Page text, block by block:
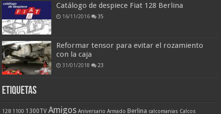
Catálogo de despiece Fiat 128 Berlina
16/11/2016 35
Reformar tensor para evitar el rozamiento
con la caja
31/01/2018 23
ETIQUETAS
128 1100 1300TV Amigos Aniversario Armado Berlina calcomanias Calcos